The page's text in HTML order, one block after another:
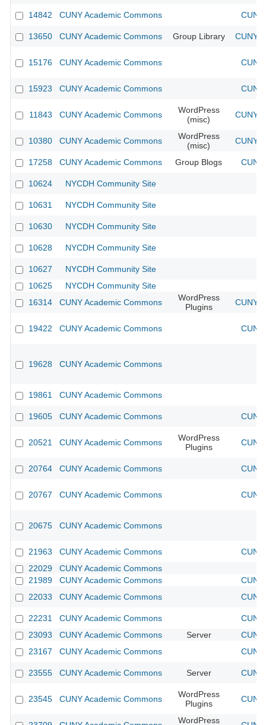
14842 CUNY Academic Commons
13650 CUNY Academic Commons Group Library CUNY
15176 CUNY Academic Commons
15923 CUNY Academic Commons
11843 CUNY Academic Commons
WordPress
(misc)
CUNY
10380 CUNY Academic Commons
WordPress
(misc)
CUNY
17258 CUNY Academic Commons Group Blogs
10624 NYCDH Community Site
10631 NYCDH Community Site
10630 NYCDH Community Site
10628 NYCDH Community Site
10627
NYCDH Community Site
10625
NYCDH Community Site
16314
CUNY Academic Commons
WordPress
Plugins
CUNY
19422 CUNY Academic Commons
19628 CUNY Academic Commons
19861 CUNY Academic Commons
19605 CUNY Academic Commons
20521 CUNY Academic Commons
WordPress
Plugins
20764 CUNY Academic Commons
20767 CUNY Academic Commons
20675 CUNY Academic Commons
21963 CUNY Academic Commons
22029
CUNY Academic Commons
21989
CUNY Academic Commons
22033
CUNY Academic Commons
22231 CUNY Academic Commons
23093
CUNY Academic Commons Server
23167
CUNY Academic Commons
23555 CUNY Academic Commons Server
23545 CUNY Academic Commons
WordPress
Plugins
WordPress